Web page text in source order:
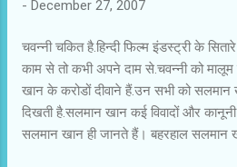
स्मोकिंग की तीखी आलोचना हुई और
- December 27, 2007
चवन्नी चकित है.हिन्दी फिल्म इंडस्ट्री के
काम से तो कभी अपने दाम से.चवन्नी को
खान के करोडों दीवाने हैं.उन सभी को सलमान
दिखती है.सलमान खान कई विवादों और
सलमान खान ही जानते हैं। बहरहाल